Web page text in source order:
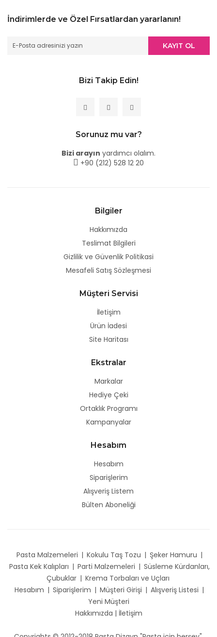
İndirimlerde ve Özel Fırsatlardan yararlanın!
KAYIT OL
Bizi Takip Edin!
Sorunuz mu var?
Bizi arayın yardımcı olalım.
+90 (212) 528 12 20
Bilgiler
Hakkımızda
Teslimat Bilgileri
Gizlilik ve Güvenlik Politikasi
Mesafeli Satış Sözleşmesi
Müşteri Servisi
İletişim
Ürün İadesi
Site Haritası
Ekstralar
Markalar
Hediye Çeki
Ortaklık Programı
Kampanyalar
Hesabım
Hesabım
Siparişlerim
Alışveriş Listem
Bülten Aboneliği
Pasta Malzemeleri | Kokulu Taş Tozu | Şeker Hamuru |
Pasta Kek Kalıpları | Parti Malzemeleri | Süsleme Kürdanları,
Çubuklar | Krema Torbaları ve Uçları
Hesabım | Siparişlerim | Müşteri Girişi | Alışveriş Listesi |
Yeni Müşteri
Hakkımızda | İletişim